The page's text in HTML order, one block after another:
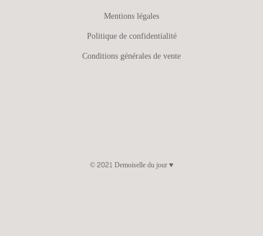
Mentions légales
Politique de confidentialité
Conditions générales de vente
© 2021 Demoiselle du jour ♥